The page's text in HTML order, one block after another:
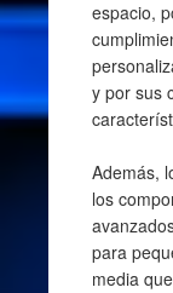
espacio,
y por sus
Además,
los
para
media